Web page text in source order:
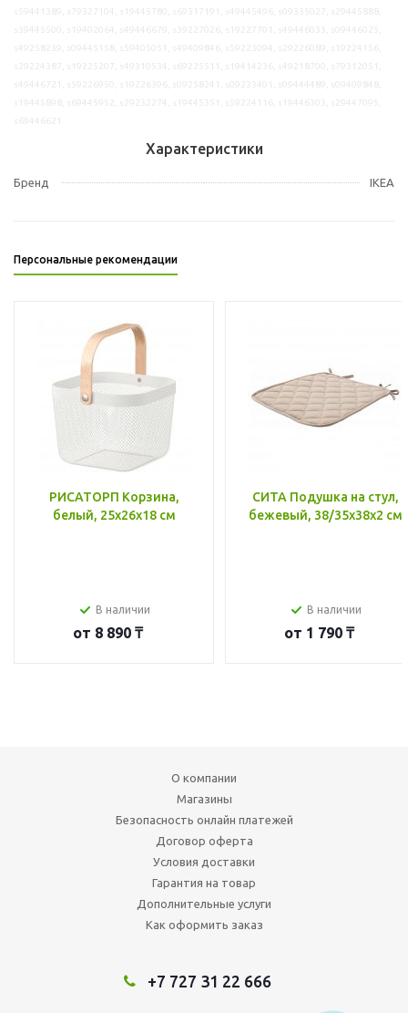
Характеристики
Бренд IKEA
Персональные рекомендации
РИСАТОРП Корзина,
белый, 25x26x18 см
В наличии
от 8 890 ₸
СИТА Подушка на стул,
бежевый, 38/35x38x2 см
В наличии
от 1 790 ₸
О компании
Магазины
Безопасность онлайн платежей
Договор оферта
Условия доставки
Гарантия на товар
Дополнительные услуги
Как оформить заказ
+7 727 31 22 666